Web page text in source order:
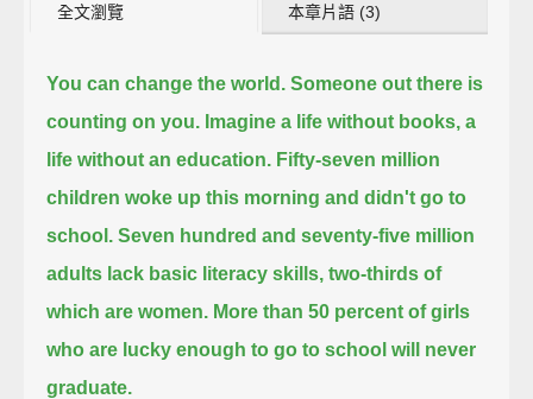
全文瀏覽 本章片語 (3)
You can change the world. Someone out there is
counting on you. Imagine a life without books, a
life without an education. Fifty-seven million
children woke up this morning and didn't go to
school. Seven hundred and seventy-five million
adults lack basic literacy skills, two-thirds of
which are women. More than 50 percent of girls
who are lucky enough to go to school will never
graduate.